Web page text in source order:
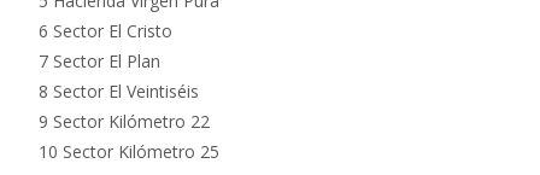
6 Sector El Cristo
7 Sector El Plan
8 Sector El Veintiséis
9 Sector Kilómetro 22
10 Sector Kilómetro 25